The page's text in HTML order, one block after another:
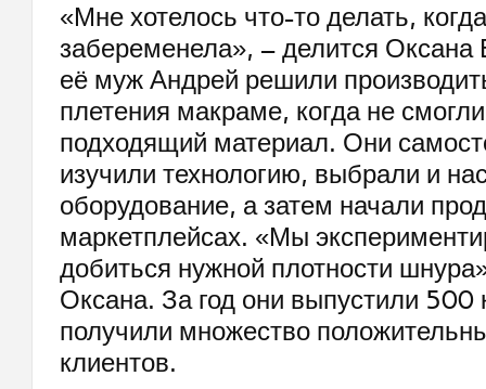
«Мне хотелось что-то делать,
забеременела», – делится
её муж Андрей решили
плетения макраме, когда не
подходящий материал. Они
изучили технологию, выбрали и
оборудование, а затем начали
маркетплейсах. «Мы
добиться нужной плотности
Оксана. За год они выпустили 500
получили множество
клиентов.